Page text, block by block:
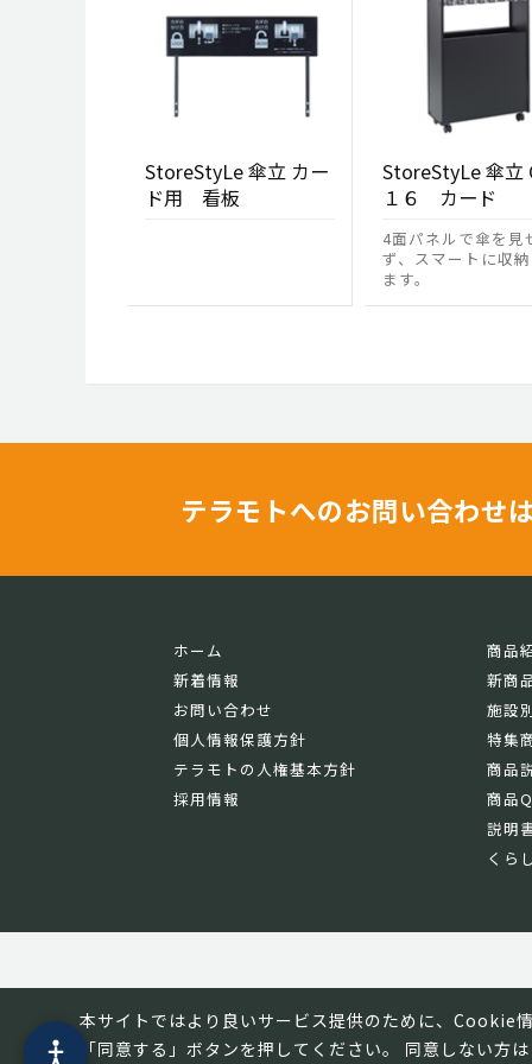
StoreStyLe 傘立 カー
ド用 看板
StoreStyLe 傘立
１６ カード
4面パネルで傘を見
ず、スマートに収
ます。
本サイトではより良いサービス提供のために、Cookie
「同意する」ボタンを押してください。 同意しない方
テラモトへのお問い合わせ
ホーム
新着情報
お問い合わせ
個人情報保護方針
テラモトの人権基本方針
採用情報
商品
新商
施設
特集
商品
商品
説明
くら